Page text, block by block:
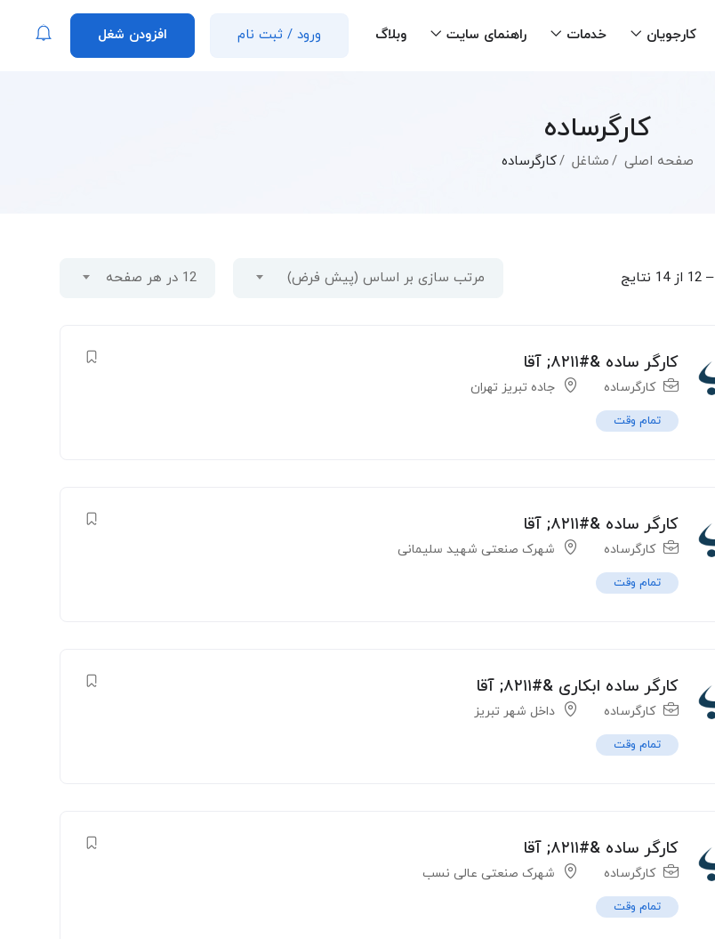
کارجویان خدمات راهنمای سایت وبلاگ ورود / ثبت نام افزودن شغل
کارگرساده
صفحه اصلی مشاغل کارگرساده
–
12 از 14 نتایج مرتب سازی بر اساس (پیش فرض) 12 در هر صفحه
کارگر ساده &#۸۲۱۱; آقا
کارگرساده جاده تبریز تهران
تمام وقت
کارگر ساده &#۸۲۱۱; آقا
کارگرساده شهرک صنعتی شهید سلیمانی
تمام وقت
کارگر ساده ابکاری &#۸۲۱۱; آقا
کارگرساده داخل شهر تبریز
تمام وقت
کارگر ساده &#۸۲۱۱; آقا
کارگرساده شهرک صنعتی عالی نسب
تمام وقت